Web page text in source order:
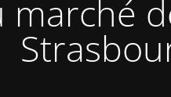
marché